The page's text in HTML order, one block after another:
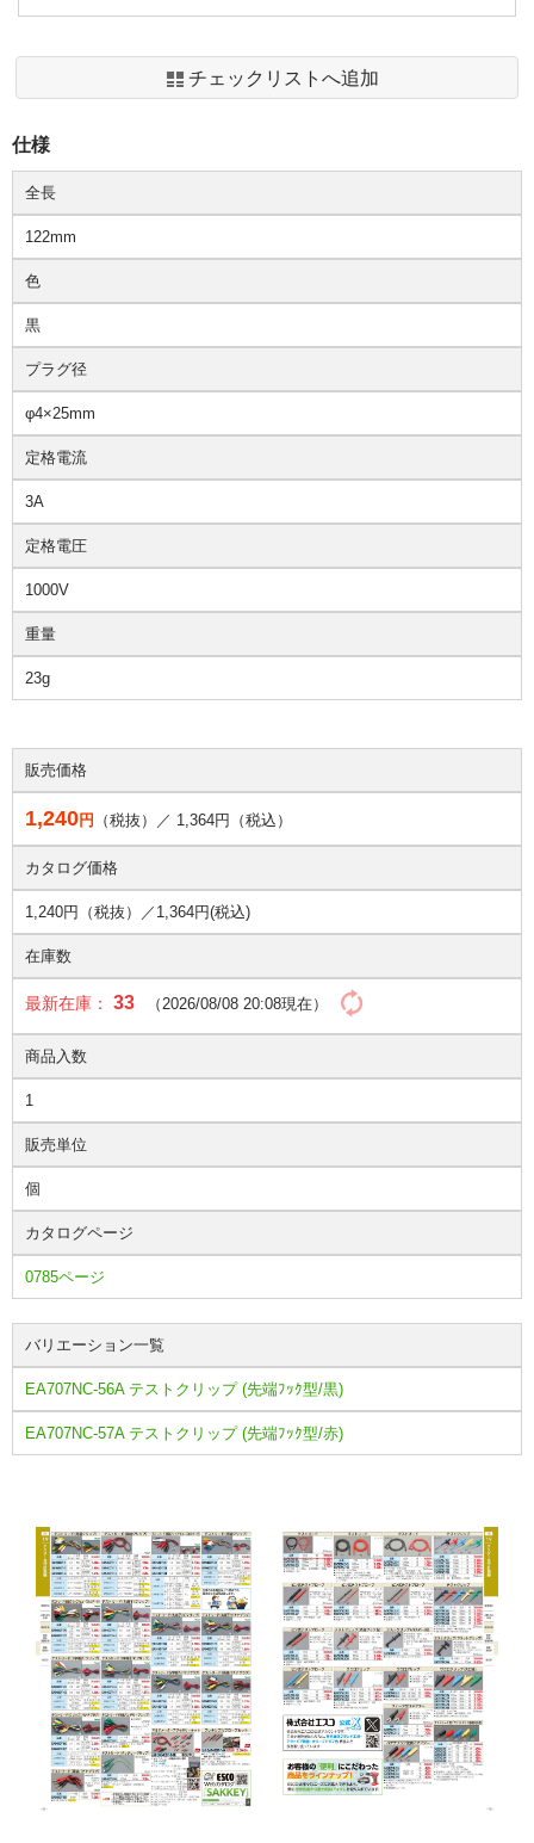
チェックリストへ追加
仕様
全長
122mm
色
黒
プラグ径
φ4×25mm
定格電流
3A
定格電圧
1000V
重量
23g
販売価格
1,240円 （税抜）／ 1,364円（税込）
カタログ価格
1,240円（税抜）／ 1,364円(税込)
在庫数
最新在庫： 33 （2026/08/08 20:08現在）
商品入数
1
販売単位
個
カタログページ
0785ページ
バリエーション一覧
EA707NC-56A テストクリップ (先端ﾌｯｸ型/黒)
EA707NC-57A テストクリップ (先端ﾌｯｸ型/赤)